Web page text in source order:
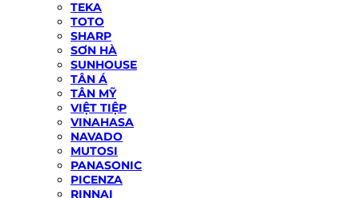
TEKA
TOTO
SHARP
SƠN HÀ
SUNHOUSE
TÂN Á
TÂN MỸ
VIỆT TIỆP
VINAHASA
NAVADO
MUTOSI
PANASONIC
PICENZA
RINNAI